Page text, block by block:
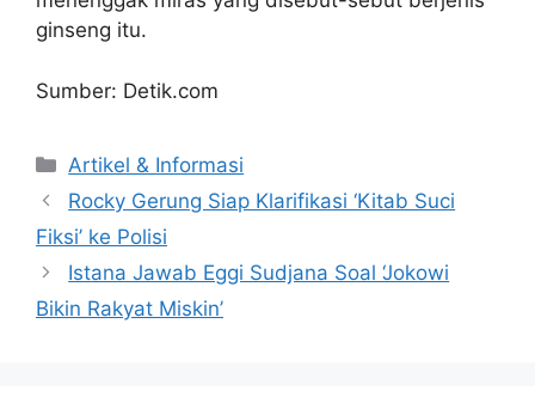
ginseng itu.
Sumber: Detik.com
Artikel & Informasi
Rocky Gerung Siap Klarifikasi ‘Kitab Suci
Fiksi’ ke Polisi
Istana Jawab Eggi Sudjana Soal ‘Jokowi
Bikin Rakyat Miskin’